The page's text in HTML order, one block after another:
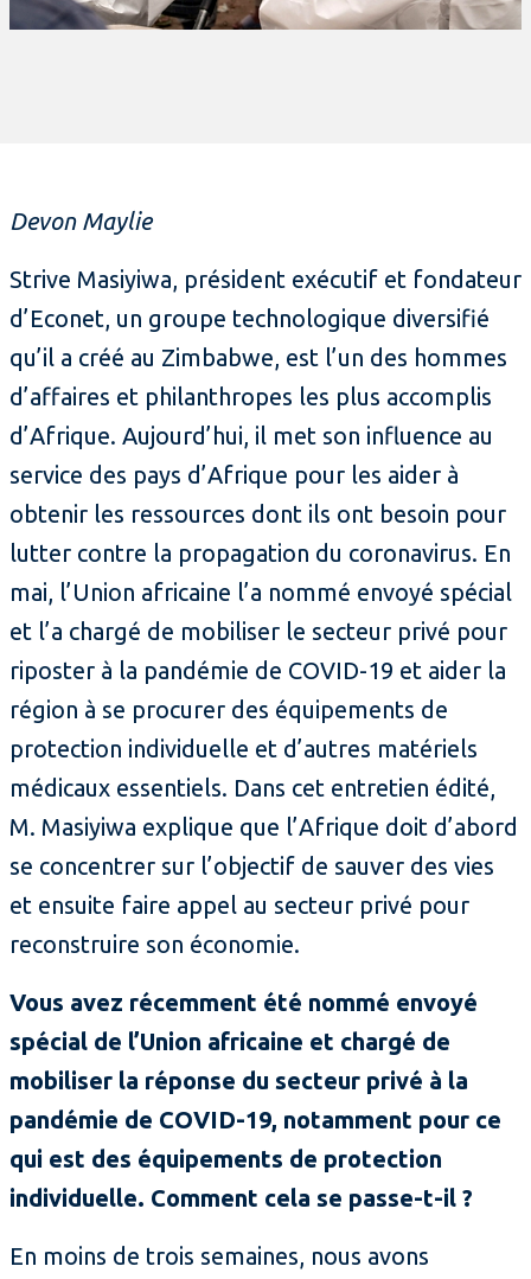
Devon Maylie
Strive Masiyiwa, président exécutif et fondateur
d’Econet, un groupe technologique diversifié
qu’il a créé au Zimbabwe, est l’un des hommes
d’affaires et philanthropes les plus accomplis
d’Afrique. Aujourd’hui, il met son influence au
service des pays d’Afrique pour les aider à
obtenir les ressources dont ils ont besoin pour
lutter contre la propagation du coronavirus. En
mai, l’Union africaine l’a nommé envoyé spécial
et l’a chargé de mobiliser le secteur privé pour
riposter à la pandémie de COVID-19 et aider la
région à se procurer des équipements de
protection individuelle et d’autres matériels
médicaux essentiels. Dans cet entretien édité,
M. Masiyiwa explique que l’Afrique doit d’abord
se concentrer sur l’objectif de sauver des vies
et ensuite faire appel au secteur privé pour
reconstruire son économie.
Vous avez récemment été nommé envoyé
spécial de l’Union africaine et chargé de
mobiliser la réponse du secteur privé à la
pandémie de COVID-19, notamment pour ce
qui est des équipements de protection
individuelle. Comment cela se passe-t-il ?
En moins de trois semaines, nous avons